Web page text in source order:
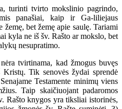
tvirto mokslinio pagrindo,
panašiai, kaip ir Ga-liliejaus
bet žemę apie saulę. Tariami
kyla ne iš šv. Rašto ar mokslo, bet
nesupratimo.
tvirtinama, kad žmogus buvęs
Tik senovės žydai sprendė
Testamente minimų viens
Taip skaičiuojant padaromos
Rašto knygos yra tiksliai istorinės,